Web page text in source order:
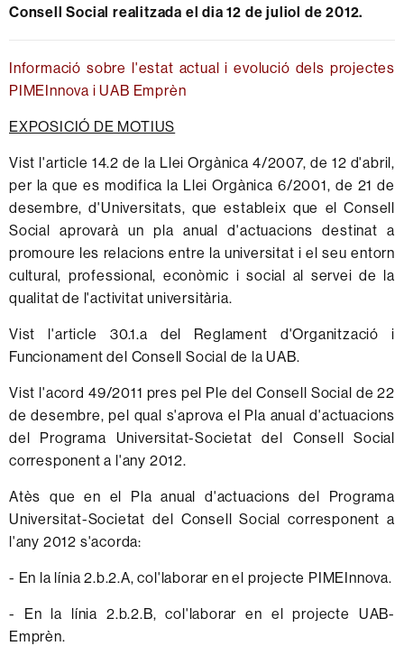
Consell Social realitzada el dia 12 de juliol de 2012.
Informació sobre l'estat actual i evolució dels projectes
PIMEInnova i UAB Emprèn
EXPOSICIÓ DE MOTIUS
Vist l'article 14.2 de la Llei Orgànica 4/2007, de 12 d'abril,
per la que es modifica la Llei Orgànica 6/2001, de 21 de
desembre, d'Universitats, que estableix que el Consell
Social aprovarà un pla anual d'actuacions destinat a
promoure les relacions entre la universitat i el seu entorn
cultural, professional, econòmic i social al servei de la
qualitat de l'activitat universitària.
Vist l'article 30.1.a del Reglament d'Organització i
Funcionament del Consell Social de la UAB.
Vist l'acord 49/2011 pres pel Ple del Consell Social de 22
de desembre, pel qual s'aprova el Pla anual d'actuacions
del Programa Universitat-Societat del Consell Social
corresponent a l'any 2012.
Atès que en el Pla anual d'actuacions del Programa
Universitat-Societat del Consell Social corresponent a
l'any 2012 s'acorda:
- En la línia 2.b.2.A, col'laborar en el projecte PIMEInnova.
- En la línia 2.b.2.B, col'laborar en el projecte UAB-
Emprèn.